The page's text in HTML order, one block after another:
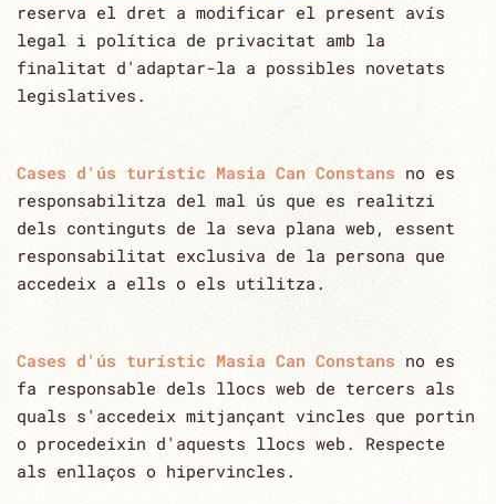
reserva el dret a modificar el present avís
legal i política de privacitat amb la
finalitat ‎d'adaptar-la a possibles novetats
legislatives.‎
Cases d'ús turístic Masia Can Constans no es
responsabilitza del mal ús que es realitzi
dels continguts de la seva plana web, essent
‎responsabilitat exclusiva de la persona que
accedeix a ells o els utilitza.‎
Cases d'ús turístic Masia Can Constans no es
fa responsable dels llocs web de tercers als
quals s'accedeix mitjançant vincles que ‎portin
o procedeixin d'aquests llocs web.‎ Respecte
als enllaços o hipervincles.